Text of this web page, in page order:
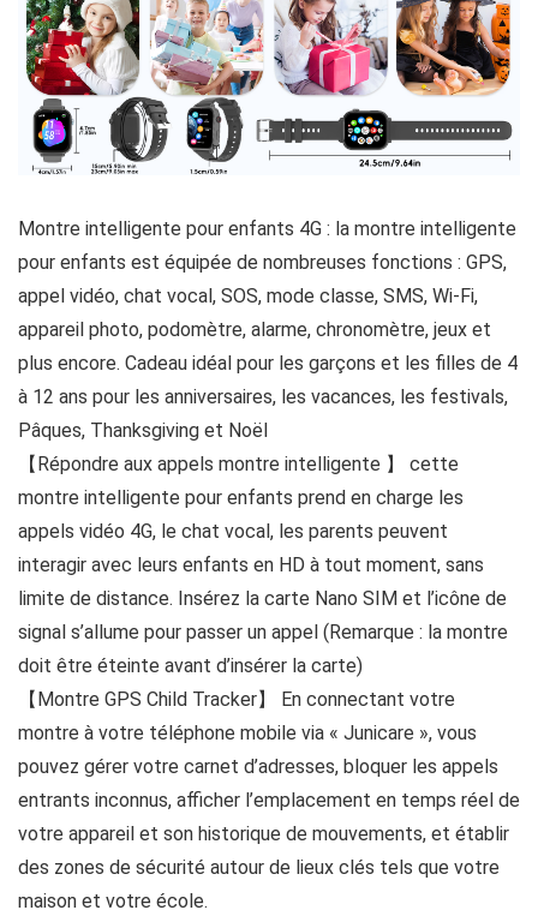
Montre intelligente pour enfants 4G : la montre intelligente
pour enfants est équipée de nombreuses fonctions : GPS,
appel vidéo, chat vocal, SOS, mode classe, SMS, Wi-Fi,
appareil photo, podomètre, alarme, chronomètre, jeux et
plus encore. Cadeau idéal pour les garçons et les filles de 4
à 12 ans pour les anniversaires, les vacances, les festivals,
Pâques, Thanksgiving et Noël
【Répondre aux appels montre intelligente 】 cette
montre intelligente pour enfants prend en charge les
appels vidéo 4G, le chat vocal, les parents peuvent
interagir avec leurs enfants en HD à tout moment, sans
limite de distance. Insérez la carte Nano SIM et l’icône de
signal s’allume pour passer un appel (Remarque : la montre
doit être éteinte avant d’insérer la carte)
【Montre GPS Child Tracker】 En connectant votre
montre à votre téléphone mobile via « Junicare », vous
pouvez gérer votre carnet d’adresses, bloquer les appels
entrants inconnus, afficher l’emplacement en temps réel de
votre appareil et son historique de mouvements, et établir
des zones de sécurité autour de lieux clés tels que votre
maison et votre école.